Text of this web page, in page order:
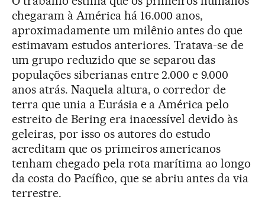
chegaram à América há 16.000 anos,
aproximadamente um milênio antes do que
estimavam estudos anteriores. Tratava-se de
um grupo reduzido que se separou das
populações siberianas entre 2.000 e 9.000
anos atrás. Naquela altura, o corredor de
terra que unia a Eurásia e a América pelo
estreito de Bering era inacessível devido às
geleiras, por isso os autores do estudo
acreditam que os primeiros americanos
tenham chegado pela rota marítima ao longo
da costa do Pacífico, que se abriu antes da via
terrestre.